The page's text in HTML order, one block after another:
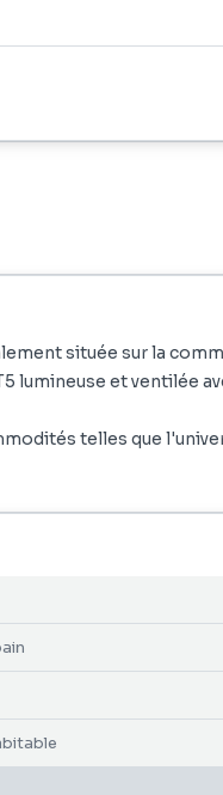
située sur la
lumineuse et ventilée
telles que
de vie pratique et
en plein air, tout
confort,
nous dès maintenant